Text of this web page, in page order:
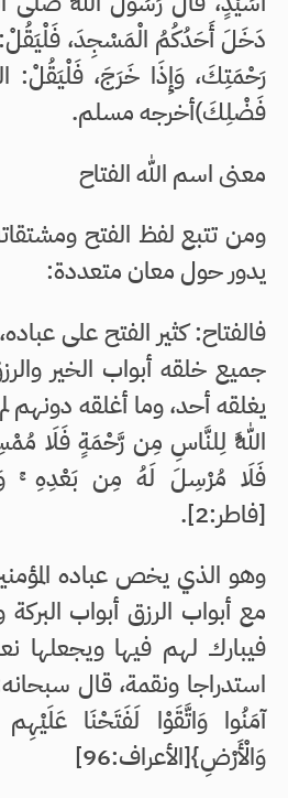
دَخَلَ أَحَدُكُمُ الْمَسْجِدَ، فَلْيَقُلْ:
رَحْمَتِكَ، وَإِذَا خَرَجَ، فَلْيَقُلْ:
فَضْلِكَ)أخرجه مسلم.
معنى اسم الله الفتاح
ومن تتبع لفظ الفتح
يدور حول معان متعددة:
فالفتاح: كثير الفتح على
جميع خلقه أبواب الخير
يغلقه أحد، وما أغلقه دونهم
اللَّهُ لِلنَّاسِ مِن رَّحْمَةٍ فَلَا
فَلَا مُرْسِلَ لَهُ مِن بَعْدِهِ
[فاطر:2].
وهو الذي يخص عباده
مع أبواب الرزق أبواب
فيبارك لهم فيها ويجعلها
استدراجا ونقمة، قال
آمَنُوا وَاتَّقَوْا لَفَتَحْنَا
وَالْأَرْضِ}[الأعراف:96]